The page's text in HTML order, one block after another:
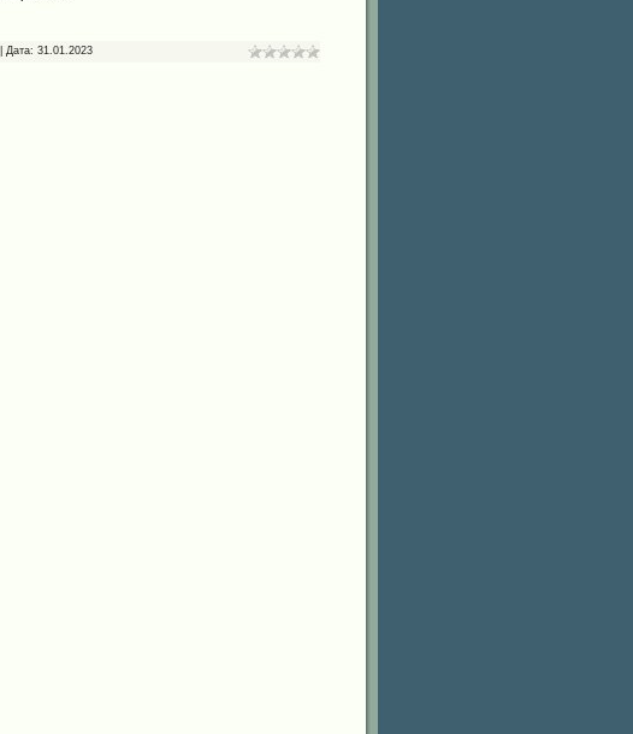
Дата: 31.01.2023